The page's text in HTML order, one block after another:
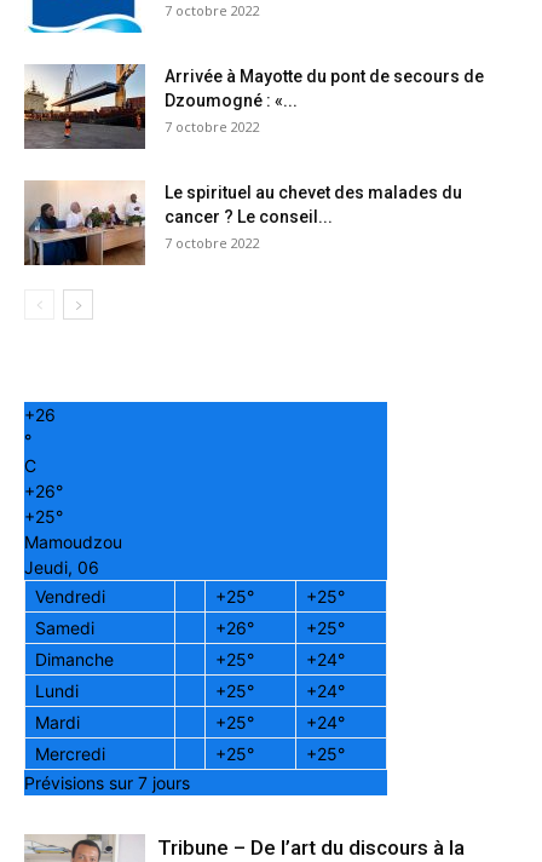
7 octobre 2022
Arrivée à Mayotte du pont de secours de
Dzoumogné : «...
7 octobre 2022
Le spirituel au chevet des malades du
cancer ? Le conseil...
7 octobre 2022
+26
°
C
+26°
+25°
Mamoudzou
Jeudi, 06
Vendredi
+25° +25°
Samedi
+26° +25°
Dimanche
+25° +24°
Lundi
+25° +24°
Mardi
+25° +24°
Mercredi
+25° +25°
Prévisions sur 7 jours
Tribune – De l’art du discours à la